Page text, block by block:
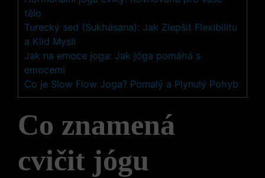
tělo
Turecký sed (Sukhásana): Jak Zlepšit Flexibilitu
a Klid Mysli
Jak na emoce joga: Jak jóga pomáhá s
emocemi
Co je Slow Flow Joga? Pomalý a Plynulý Pohyb
Co znamená
cvičit jógu